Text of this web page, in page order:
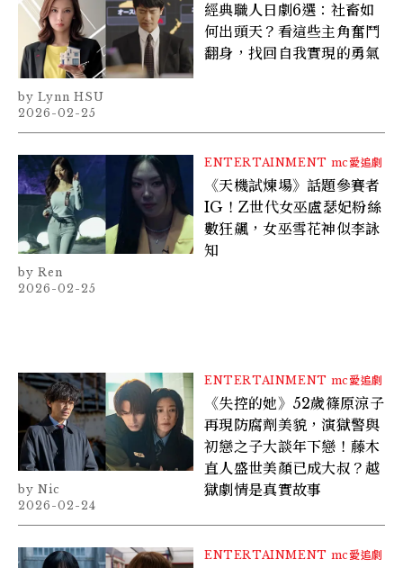
經典職人日劇6選：社畜如
何出頭天？看這些主角奮鬥
翻身，找回自我實現的勇氣
Lynn HSU
2026-02-25
ENTERTAINMENT mc愛追劇
《天機試煉場》話題參賽者
IG！Z世代女巫盧瑟妃粉絲
數狂飆，女巫雪花神似李詠
知
Ren
2026-02-25
ENTERTAINMENT mc愛追劇
《失控的她》52歲篠原涼子
再現防腐劑美貌，演獄警與
初戀之子大談年下戀！藤木
直人盛世美顏已成大叔？越
獄劇情是真實故事
Nic
2026-02-24
ENTERTAINMENT mc愛追劇